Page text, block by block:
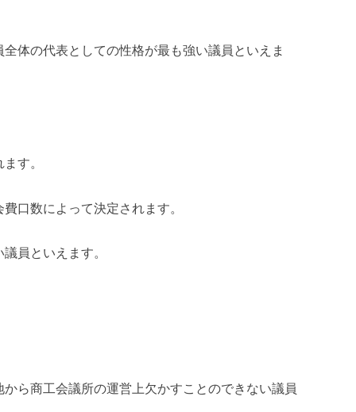
体の代表としての性格が最も強い議員といえま
す。
口数によって決定されます。
員といえます。
ら商工会議所の運営上欠かすことのできない議員